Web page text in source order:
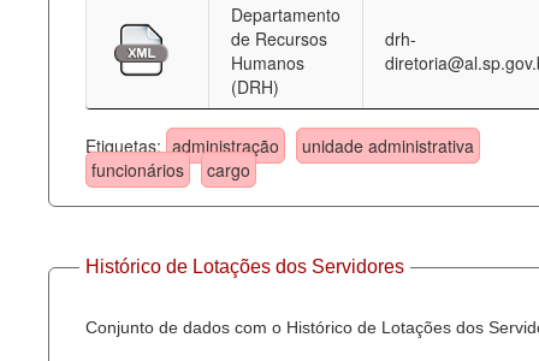
Administração
Legislação
Agenda
Perguntas frequentes
Contato
Departamento
de Recursos
Humanos
(DRH)
drh-
Etiquetas: administração
unidade administrativa
funcionários
cargo
Histórico de Lotações dos Servidores
Conjunto de dados com o Histórico de Lotações dos